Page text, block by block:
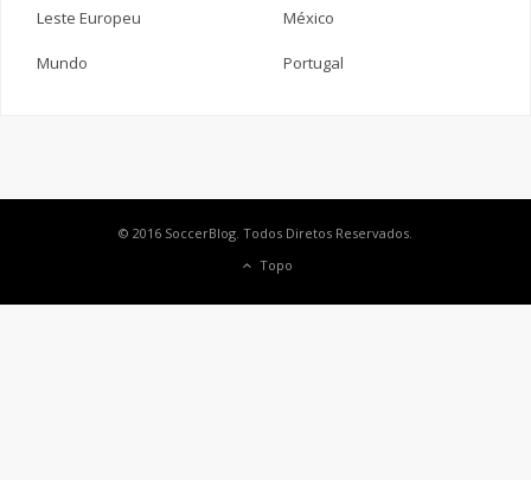
Leste Europeu México
Mundo Portugal
© 2016 SoccerBlog. Todos Diretos Reservados.
Topo